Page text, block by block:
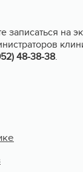
записаться на
48-38-38.